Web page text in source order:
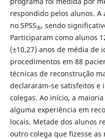
respondido pelos alunos.
no SPSS®, sendo
Participaram como alunos
(±10,27) anos de média de
procedimentos em 88
técnicas de reconstrução
declararam-se satisfeitos e
colegas. Ao início, a
alguma experiência em
locais. Metade dos alunos
outro colega que fizesse